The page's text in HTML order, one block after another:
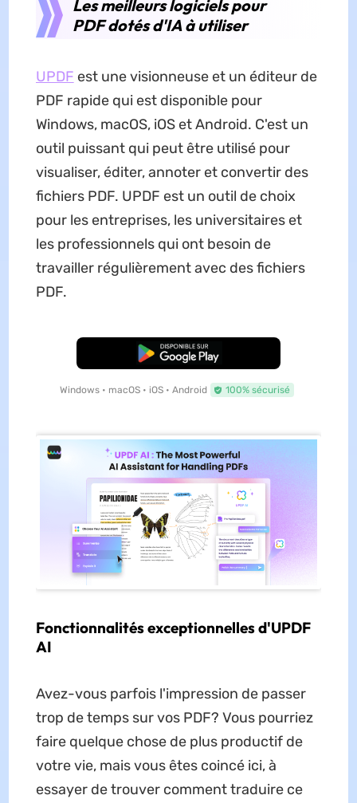
Les meilleurs logiciels pour
PDF dotés d'IA à utiliser
UPDF est une visionneuse et un éditeur de
PDF rapide qui est disponible pour
Windows, macOS, iOS et Android. C'est un
outil puissant qui peut être utilisé pour
visualiser, éditer, annoter et convertir des
fichiers PDF. UPDF est un outil de choix
pour les entreprises, les universitaires et
les professionnels qui ont besoin de
travailler régulièrement avec des fichiers
PDF.
TÉLÉCHARGER
Windows • macOS • iOS • Android 100% sécurisé
Fonctionnalités exceptionnelles d'UPDF
AI
Avez-vous parfois l'impression de passer
trop de temps sur vos PDF? Vous pourriez
faire quelque chose de plus productif de
votre vie, mais vous êtes coincé ici, à
essayer de trouver comment traduire ce